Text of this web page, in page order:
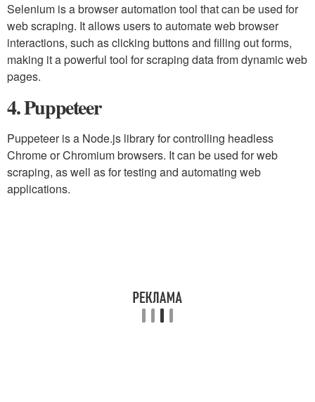
Selenium is a browser automation tool that can be used for
web scraping. It allows users to automate web browser
interactions, such as clicking buttons and filling out forms,
making it a powerful tool for scraping data from dynamic web
pages.
4. Puppeteer
Puppeteer is a Node.js library for controlling headless
Chrome or Chromium browsers. It can be used for web
scraping, as well as for testing and automating web
applications.